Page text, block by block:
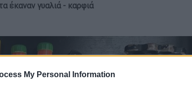
My Personal Information
έκαναν γυαλιά - καρφιά